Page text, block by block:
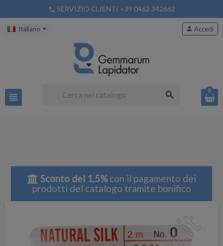
phone SERVIZIO CLIENTI +39 0462 342662
Italiano
view_headline search
person Accedi
0
Sconto del 1,5%con il pagamento dei
prodotti del catalogo tramite bonifico